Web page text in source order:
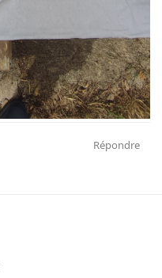
Répondre